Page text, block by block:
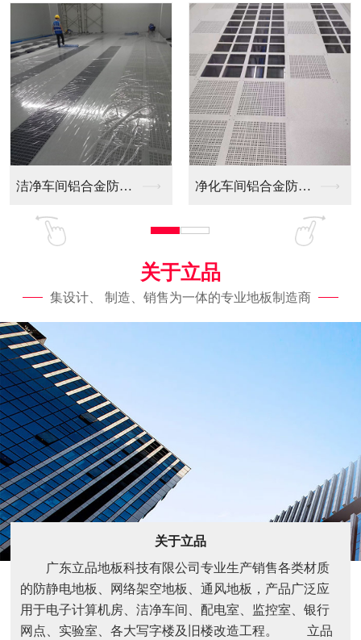
净化车间铝合金防静电... 全铝防静电地板
关于立品
集设计、 制造、销售为一体的专业地板制造商
关于立品
广东立品地板科技有限公司专业生产销售各类材质
的防静电地板、网络架空地板、通风地板，产品广泛应
用于电子计算机房、洁净车间、配电室、监控室、银行
网点、实验室、各大写字楼及旧楼改造工程。 立品